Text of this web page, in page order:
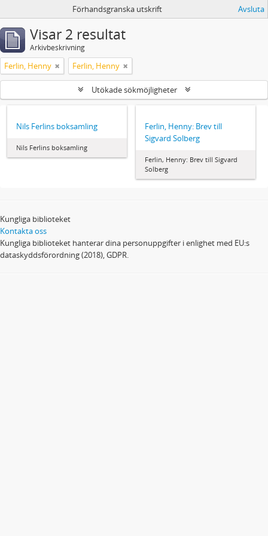
Förhandsgranska utskrift Avsluta
Visar 2 resultat
Arkivbeskrivning
Ferlin, Henny Ferlin, Henny
Utökade sökmöjligheter
Nils Ferlins boksamling
Nils Ferlins boksamling
Ferlin, Henny: Brev till
Sigvard Solberg
Ferlin, Henny: Brev till Sigvard
Solberg
Kungliga biblioteket
Kontakta oss
Kungliga biblioteket hanterar dina personuppgifter i enlighet med EU:s
dataskyddsförordning (2018), GDPR.